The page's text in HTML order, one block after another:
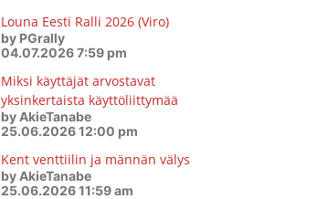
Louna Eesti Ralli 2026 (Viro)
by PGrally
04.07.2026 7:59 pm
Miksi käyttäjät arvostavat
yksinkertaista käyttöliittymää
by AkieTanabe
25.06.2026 12:00 pm
Kent venttiilin ja männän välys
by AkieTanabe
25.06.2026 11:59 am